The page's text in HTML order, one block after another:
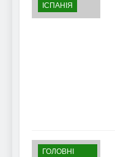
ІСПАНІЯ
ГОЛОВНІ